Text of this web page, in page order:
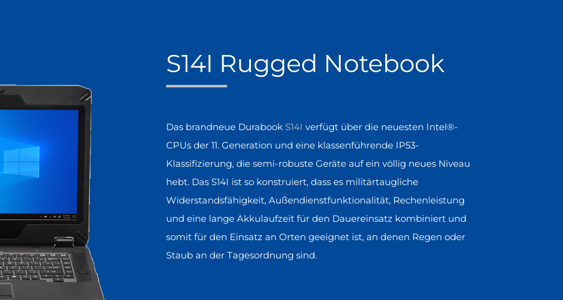
S14I Rugged Notebook
Das brandneue Durabook S14I verfügt über die neuesten Intel®-
CPUs der 11. Generation und eine klassenführende IP53-
Klassifizierung, die semi-robuste Geräte auf ein völlig neues Niveau
hebt. Das S14I ist so konstruiert, dass es militärtaugliche
Widerstandsfähigkeit, Außendienstfunktionalität, Rechenleistung
und eine lange Akkulaufzeit für den Dauereinsatz kombiniert und
somit für den Einsatz an Orten geeignet ist, an denen Regen oder
Staub an der Tagesordnung sind.